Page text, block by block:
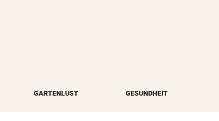
GARTENLUST GESUNDHEIT